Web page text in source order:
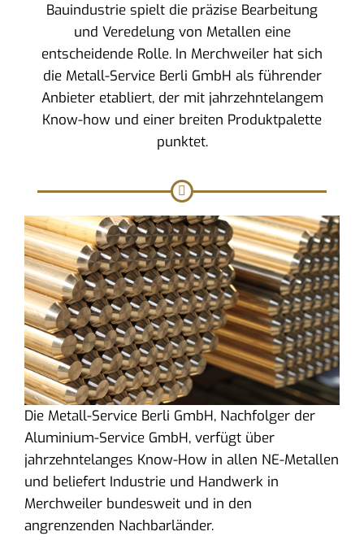
Bauindustrie spielt die präzise Bearbeitung
und Veredelung von Metallen eine
entscheidende Rolle. In Merchweiler hat sich
die Metall-Service Berli GmbH als führender
Anbieter etabliert, der mit jahrzehntelangem
Know-how und einer breiten Produktpalette
punktet.
Die Metall-Service Berli GmbH, Nachfolger der
Aluminium-Service GmbH, verfügt über
jahrzehntelanges Know-How in allen NE-Metallen
und beliefert Industrie und Handwerk in
Merchweiler bundesweit und in den
angrenzenden Nachbarländer.